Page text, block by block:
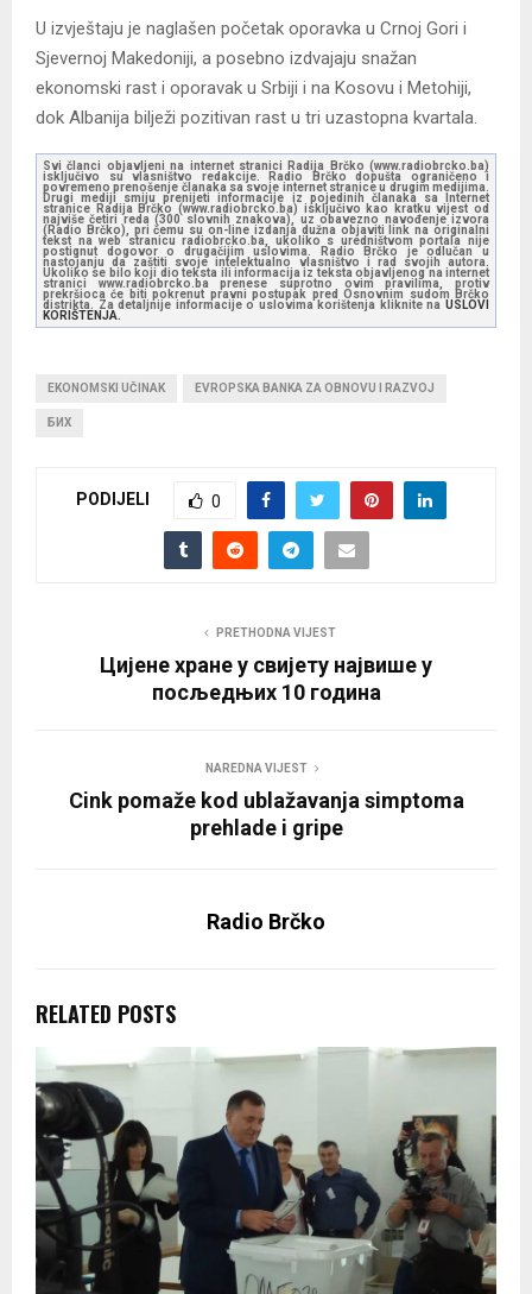
U izvještaju je naglašen početak oporavka u Crnoj Gori i
Sjevernoj Makedoniji, a posebno izdvajaju snažan
ekonomski rast i oporavak u Srbiji i na Kosovu i Metohiji,
dok Albanija bilježi pozitivan rast u tri uzastopna kvartala.
Svi članci objavljeni na internet stranici Radija Brčko (www.radiobrcko.ba)
isključivo su vlasništvo redakcije. Radio Brčko dopušta ograničeno i
povremeno prenošenje članaka sa svoje internet stranice u drugim medijima.
Drugi mediji smiju prenijeti informacije iz pojedinih članaka sa Internet
stranice Radija Brčko (www.radiobrcko.ba) isključivo kao kratku vijest od
najviše četiri reda (300 slovnih znakova), uz obavezno navođenje izvora
(Radio Brčko), pri čemu su on-line izdanja dužna objaviti link na originalni
tekst na web stranicu radiobrcko.ba, ukoliko s uredništvom portala nije
postignut dogovor o drugačijim uslovima. Radio Brčko je odlučan u
nastojanju da zaštiti svoje intelektualno vlasništvo i rad svojih autora.
Ukoliko se bilo koji dio teksta ili informacija iz teksta objavljenog na internet
stranici www.radiobrcko.ba prenese suprotno ovim pravilima, protiv
prekršioca će biti pokrenut pravni postupak pred Osnovnim sudom Brčko
distrikta. Za detaljnije informacije o uslovima korištenja kliknite na USLOVI
KORIŠTENJA.
EKONOMSKI UČINAK EVROPSKA BANKA ZA OBNOVU I RAZVOJ
БИХ
PODIJELI 0
PRETHODNA VIJEST
Цијене хране у свијету највише у
посљедњих 10 година
NAREDNA VIJEST
Cink pomaže kod ublažavanja simptoma
prehlade i gripe
Radio Brčko
RELATED POSTS